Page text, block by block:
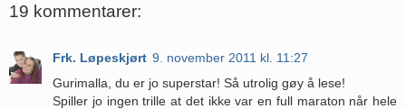
19 kommentarer:
Frk. Løpeskjørt 9. november 2011 kl. 11:27
Gurimalla, du er jo superstar! Så utrolig gøy å lese!
Spiller jo ingen trille at det ikke var en full maraton når hele